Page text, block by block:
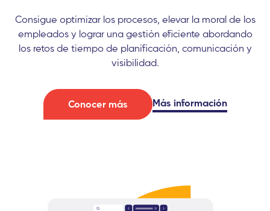
Consigue optimizar los procesos, elevar la moral de los
empleados y lograr una gestión eficiente abordando
los retos de tiempo de planificación, comunicación y
visibilidad.
Conocer más Más información